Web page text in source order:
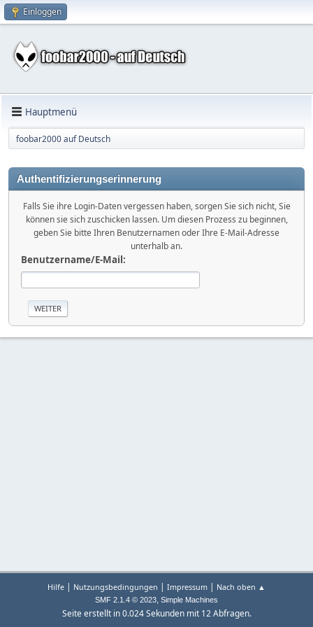
Einloggen
Hauptmenü
foobar2000 auf Deutsch
Authentifizierungserinnerung
Falls Sie ihre Login-Daten vergessen haben, sorgen Sie sich nicht, Sie
können sie sich zuschicken lassen. Um diesen Prozess zu beginnen,
geben Sie bitte Ihren Benutzernamen oder Ihre E-Mail-Adresse
unterhalb an.
Benutzername/E-Mail:
Hilfe | Nutzungsbedingungen | Impressum | Nach oben ▲
SMF 2.1.4 © 2023, Simple Machines
Seite erstellt in 0.024 Sekunden mit 12 Abfragen.